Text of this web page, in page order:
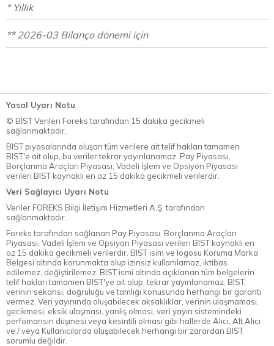
* Yıllık
** 2026-03 Bilanço dönemi için
Yasal Uyarı Notu
© BİST Verileri Foreks tarafından 15 dakika gecikmeli
sağlanmaktadır.
BIST piyasalarında oluşan tüm verilere ait telif hakları tamamen
BIST'e ait olup, bu veriler tekrar yayınlanamaz. Pay Piyasası,
Borçlanma Araçları Piyasası, Vadeli İşlem ve Opsiyon Piyasası
verileri BIST kaynaklı en az 15 dakika gecikmeli verilerdir.
Veri Sağlayıcı Uyarı Notu
Veriler FOREKS Bilgi İletişim Hizmetleri A.Ş. tarafından
sağlanmaktadır.
Foreks tarafından sağlanan Pay Piyasası, Borçlanma Araçları
Piyasası, Vadeli İşlem ve Opsiyon Piyasası verileri BIST kaynaklı en
az 15 dakika gecikmeli verilerdir. BIST isim ve logosu Koruma Marka
Belgesi altında korunmakta olup izinsiz kullanılamaz, iktibas
edilemez, değiştirilemez. BIST ismi altında açıklanan tüm belgelerin
telif hakları tamamen BIST'ye ait olup, tekrar yayınlanamaz. BIST,
verinin sekansı, doğruluğu ve tamlığı konusunda herhangi bir garanti
vermez. Veri yayınında oluşabilecek aksaklıklar, verinin ulaşmaması,
gecikmesi, eksik ulaşması, yanlış olması, veri yayın sistemindeki
perfomansın düşmesi veya kesintili olması gibi hallerde Alıcı, Alt Alıcı
ve / veya Kullanıcılarda oluşabilecek herhangi bir zarardan BIST
sorumlu değildir.